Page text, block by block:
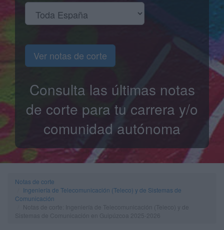
Ver notas de corte
Consulta las últimas notas
de corte para tu carrera y/o
comunidad autónoma
Notas de corte
Ingeniería de Telecomunicación (Teleco) y de Sistemas de
Comunicación